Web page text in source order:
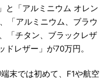
と「アルミニウム オレン
「アルミニウム、ブラウ
「チタン、ブラックレザ
ドレザー」が70万円。
末では初めて、F1や航空